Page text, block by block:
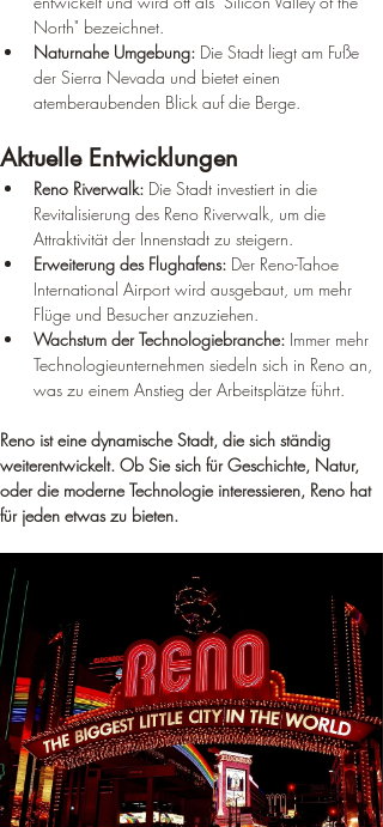
North" bezeichnet.
Naturnahe Umgebung: Die Stadt liegt am Fuße
der Sierra Nevada und bietet einen
atemberaubenden Blick auf die Berge.
Aktuelle Entwicklungen
Reno Riverwalk: Die Stadt investiert in die
Revitalisierung des Reno Riverwalk, um die
Attraktivität der Innenstadt zu steigern.
Erweiterung des Flughafens: Der Reno-Tahoe
International Airport wird ausgebaut, um mehr
Flüge und Besucher anzuziehen.
Wachstum der Technologiebranche: Immer mehr
Technologieunternehmen siedeln sich in Reno an,
was zu einem Anstieg der Arbeitsplätze führt.
Reno ist eine dynamische Stadt, die sich ständig
weiterentwickelt. Ob Sie sich für Geschichte, Natur,
oder die moderne Technologie interessieren, Reno hat
für jeden etwas zu bieten.